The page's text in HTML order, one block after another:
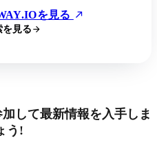
を見る
を見る
して最新情報を入手しま
う!